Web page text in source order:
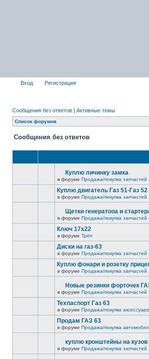
Вход Регистрация
Сообщения без ответов | Активные темы
Список форумов
Сообщения без ответов
Куплю личинку замка
в форуме Продажа/покупка запчастей
Куплю двигатель Газ 51-Газ
в форуме Продажа/покупка запчастей
Щетки генератооа и
в форуме Продажа/покупка запчастей
Ключ 17х22
в форуме Трёп
Диски на газ-63
в форуме Продажа/покупка запчастей
Куплю фонари и розетку
в форуме Продажа/покупка запчастей
Новые резинки форточек
в форуме Продажа/покупка запчастей
Техпаспорт Газ 63
в форуме Продажа/покупка
Продам ГАЗ 63
в форуме Продажа/покупка
куплю кронштейны на кузов
в форуме Продажа/покупка запчастей